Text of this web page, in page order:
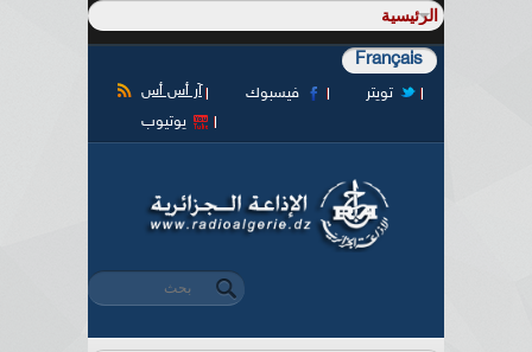
Français
آر أس أس فيسبوك
تويتر
يوتيوب
استمارة البحث
‏بحث ‏